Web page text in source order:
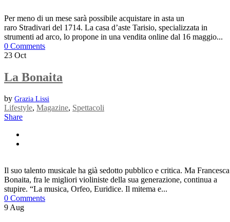
Per meno di un mese sarà possibile acquistare in asta un
raro Stradivari del 1714. La casa d’aste Tarisio, specializzata in
strumenti ad arco, lo propone in una vendita online dal 16 maggio...
0 Comments
23 Oct
La Bonaita
by Grazia Lissi
Lifestyle, Magazine, Spettacoli
Share
Il suo talento musicale ha già sedotto pubblico e critica. Ma Francesca
Bonaita, fra le migliori violiniste della sua generazione, continua a
stupire. “La musica, Orfeo, Euridice. Il mitema e...
0 Comments
9Aug